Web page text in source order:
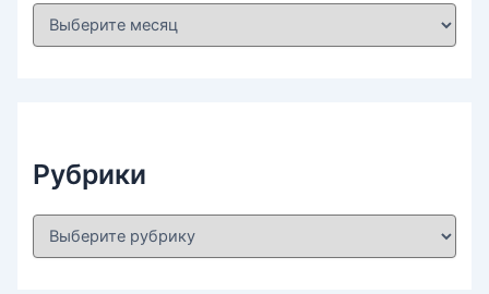
А
Рубрики
Р